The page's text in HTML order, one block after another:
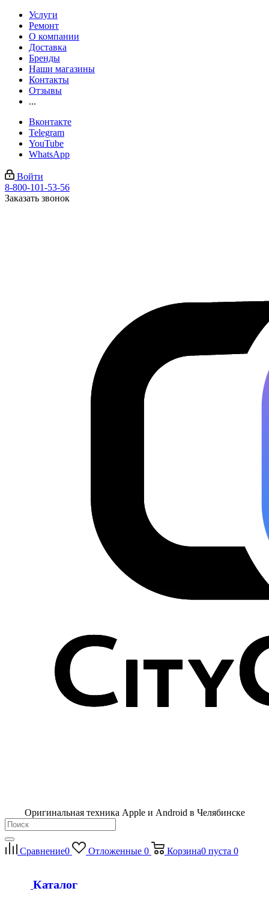
Услуги
Ремонт
О компании
Доставка
Бренды
Наши магазины
Контакты
Отзывы
...
Вконтакте
Telegram
YouTube
WhatsApp
Войти
8-800-101-53-56
Заказать звонок
Оригинальная техника Apple и Android в Челябинске
Сравнение0 Отложенные 0 Корзина0 пуста 0
Каталог